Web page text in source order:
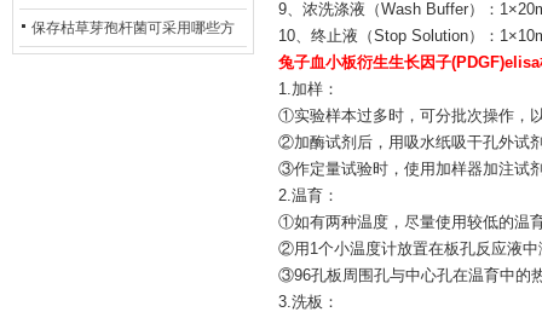
什么区别？
试剂盒原装干粉放一处储存吗？
保存枯草芽孢杆菌可采用哪些方
9、浓洗涤液（Wash Buffer）：
10、终止液（Stop Solution）：
兔子血小板衍生生长因子
1.加样：
①实验样本过多时，可分批次操作，
②加酶试剂后，用吸水纸吸干孔外试
③作定量试验时，使用加样器加注试
2.温育：
①如有两种温度，尽量使用较低的温
②用1个小温度计放置在板孔反应液中
③96孔板周围孔与中心孔在温育中的
3.洗板：